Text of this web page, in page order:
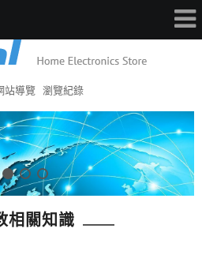
站導覽 瀏覽紀錄
相關知識